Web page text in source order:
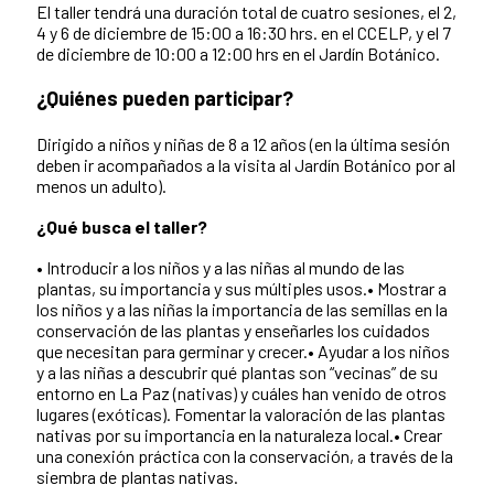
El taller tendrá una duración total de cuatro sesiones, el 2,
4 y 6 de diciembre de 15:00 a 16:30 hrs. en el CCELP, y el 7
de diciembre de 10:00 a 12:00 hrs en el Jardín Botánico.
¿Quiénes pueden participar?
Dirigido a niños y niñas de 8 a 12 años (en la última sesión
deben ir acompañados a la visita al Jardín Botánico por al
menos un adulto).
¿Qué busca el taller?
• Introducir a los niños y a las niñas al mundo de las
plantas, su importancia y sus múltiples usos.• Mostrar a
los niños y a las niñas la importancia de las semillas en la
conservación de las plantas y enseñarles los cuidados
que necesitan para germinar y crecer.• Ayudar a los niños
y a las niñas a descubrir qué plantas son “vecinas” de su
entorno en La Paz (nativas) y cuáles han venido de otros
lugares (exóticas). Fomentar la valoración de las plantas
nativas por su importancia en la naturaleza local.• Crear
una conexión práctica con la conservación, a través de la
siembra de plantas nativas.